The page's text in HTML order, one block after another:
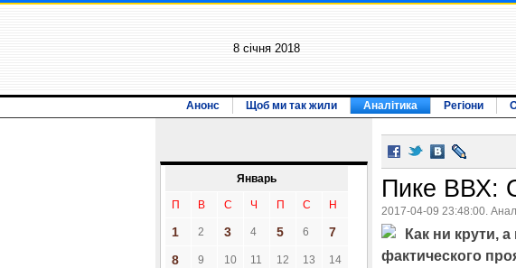
8 січня 2018
Анонс Щоб ми так жили Аналітика Регіони
Январь
П В С Ч П С Н
1 2 3 4 5 6
7
8
9 10 11 12 13 14
Пике ВВХ:
2017-04-09 23:48:00.
Как ни крути,
фактического